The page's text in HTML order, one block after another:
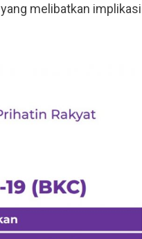
melibatkan implikasi